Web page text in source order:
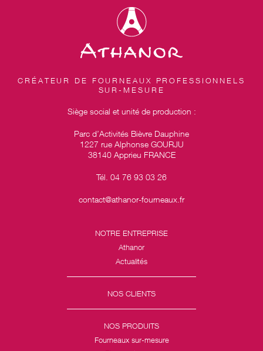
CRÉATEUR DE FOURNEAUX PROFESSIONNELS
SUR-MESURE
Siège social et unité de production :
Parc d’Activités Bièvre Dauphine
1227 rue Alphonse GOURJU
38140 Apprieu FRANCE
Tél. 04 76 93 03 26
contact@athanor-fourneaux.fr
NOTRE ENTREPRISE
Athanor
Actualités
NOS CLIENTS
NOS PRODUITS
Fourneaux sur-mesure